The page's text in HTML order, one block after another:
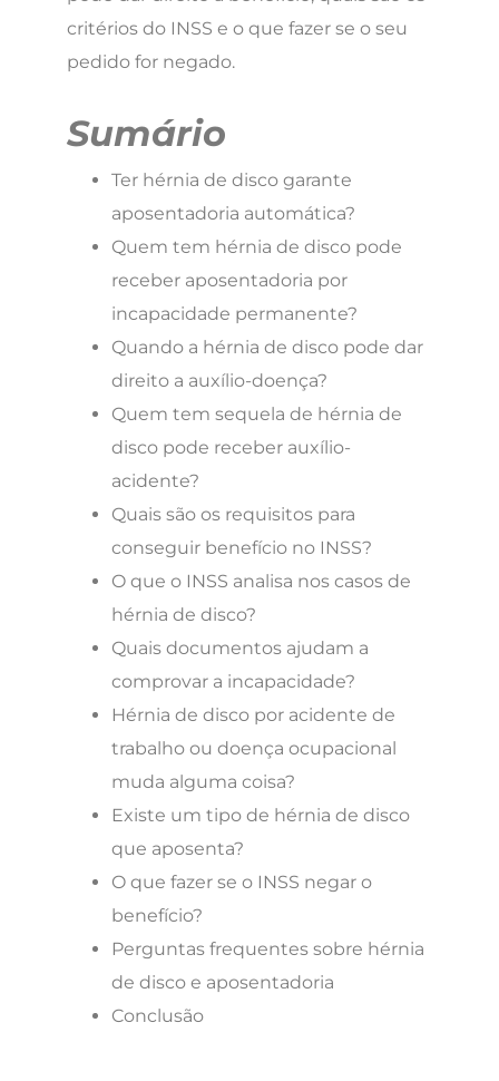
critérios do INSS e o que fazer se o seu
pedido for negado.
Sumário
Ter hérnia de disco garante
aposentadoria automática?
Quem tem hérnia de disco pode
receber aposentadoria por
incapacidade permanente?
Quando a hérnia de disco pode dar
direito a auxílio-doença?
Quem tem sequela de hérnia de
disco pode receber auxílio-
acidente?
Quais são os requisitos para
conseguir benefício no INSS?
O que o INSS analisa nos casos de
hérnia de disco?
Quais documentos ajudam a
comprovar a incapacidade?
Hérnia de disco por acidente de
trabalho ou doença ocupacional
muda alguma coisa?
Existe um tipo de hérnia de disco
que aposenta?
O que fazer se o INSS negar o
benefício?
Perguntas frequentes sobre hérnia
de disco e aposentadoria
Conclusão